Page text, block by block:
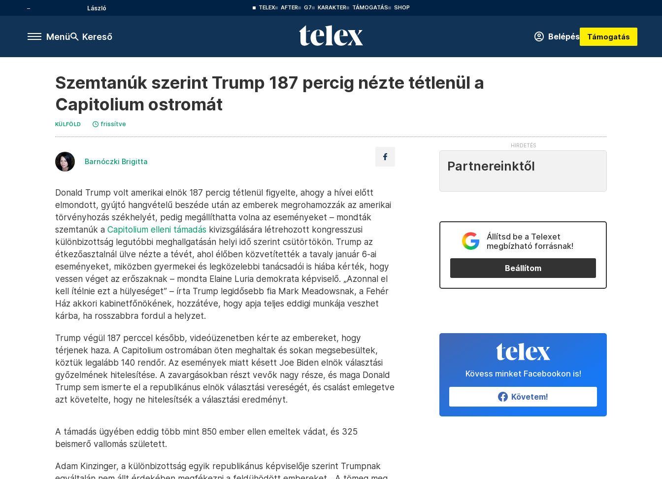
László TELEX AFTER G7 KARAKTER TÁMOGATÁS SHOP
Menü Kereső Belépés Támogatás
Szemtanúk szerint Trump 187 percig nézte tétlenül a
Capitolium ostromát
KÜLFÖLD frissítve
Barnóczki Brigitta
Donald Trump volt amerikai elnök 187 percig tétlenül figyelte, ahogy a hívei előtt
elmondott, gyújtó hangvételű beszéde után az emberek megrohamozzák az amerikai
törvényhozás székhelyét, pedig megállíthatta volna az eseményeket – mondták
szemtanúk a Capitolium elleni támadás kivizsgálására létrehozott kongresszusi
különbizottság legutóbbi meghallgatásán helyi idő szerint csütörtökön. Trump az
étkezőasztalnál ülve nézte a tévét, ahol élőben közvetítették a tavaly január 6-ai
eseményeket, miközben gyermekei és legközelebbi tanácsadói is hiába kérték, hogy
vessen véget az erőszaknak – mondta Elaine Luria demokrata képviselő. „Azonnal el
kell ítélnie ezt a hülyeséget” – írta Trump legidősebb fia Mark Meadowsnak, a Fehér
Ház akkori kabinetfőnökének, hozzátéve, hogy apja teljes eddigi munkája veszhet
kárba, ha rosszabbra fordul a helyzet.
Trump végül 187 perccel később, videóüzenetben kérte az embereket, hogy
térjenek haza. A Capitolium ostromában öten meghaltak és sokan megsebesültek,
köztük legalább 140 rendőr. Az események miatt késett Joe Biden elnök választási
győzelmének hitelesítése. A zavargásokban részt vevők nagy része, és maga Donald
Trump sem ismerte el a republikánus elnök választási vereségét, és csalást emlegetve
azt követelte, hogy ne hitelesítsék a választási eredményt.
A támadás ügyében eddig több mint 850 ember ellen emeltek vádat, és 325
beismerő vallomás született.
Adam Kinzinger, a különbizottság egyik republikánus képviselője szerint Trumpnak
Partnereinktől
Állítsd be a Telexet
megbízható forrásnak!
Beállítom
Kövess minket Facebookon is!
Követem!